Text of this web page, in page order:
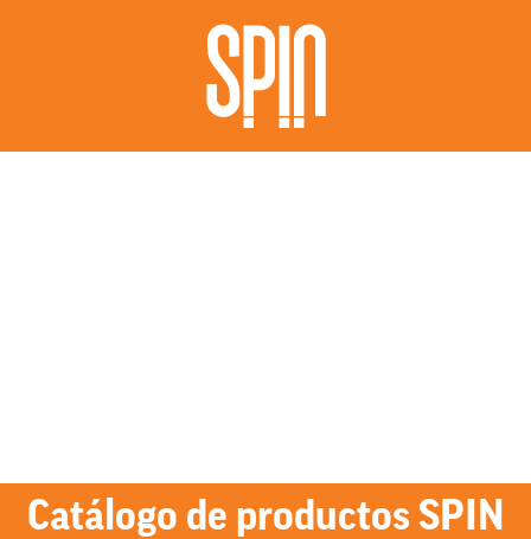
Catálogo de productos SPIN